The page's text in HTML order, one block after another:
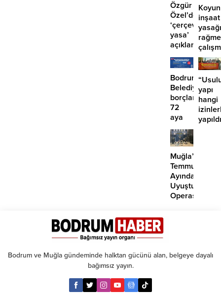
Özgür
Özel’den
‘çerçeve
yasa’
açıklaması:
‘İmza
atma
çabamız
yok’
inşaat
iddiası
Bodrum
borçlara
72
aya
kadar
taksit
yapı
hangi
Muğla’da
Temmuz
Ayında
Uyuşturucu
Operasyonu:
Bodrum ve Muğla gündeminde halktan gücünü alan, belgeye dayalı
bağımsız yayın.